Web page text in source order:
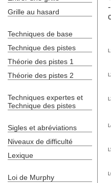
Grille au hasard
Techniques de base
Technique des pistes
Théorie des pistes 1
Théorie des pistes 2
Techniques expertes et
Technique des pistes
Sigles et abréviations
Niveaux de difficulté
Lexique
Loi de Murphy